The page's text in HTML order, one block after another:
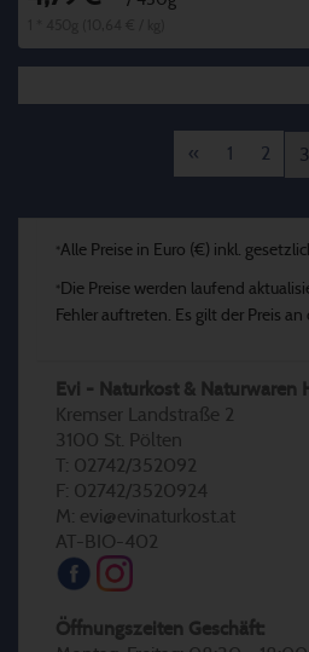
« 1 2 3
* Alle Preise in Euro (€) inkl.
* Die Preise werden laufend
Fehler auftreten. Es gilt der Preis an
Evi - Naturkost & Naturwaren
Kremser Landstraße 2
3100 St. Pölten
T: 02742/352092
F: 02742/3520924
M: evi@evinaturkost.at
AT-BIO-402
Öffnungszeiten Geschäft: